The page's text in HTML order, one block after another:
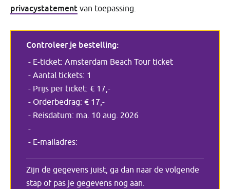
privacystatement van toepassing.
Controleer je bestelling:
E-ticket: Amsterdam Beach Tour ticket
Aantal tickets: 1
Prijs per ticket: € 17,-
Orderbedrag: € 17,-
Reisdatum: ma. 10 aug. 2026
E-mailadres:
Zijn de gegevens juist, ga dan naar de volgende
stap of pas je gegevens nog aan.